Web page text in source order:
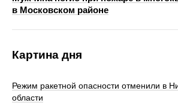
в Московском районе
Картина дня
Режим ракетной опасности отменили в
области